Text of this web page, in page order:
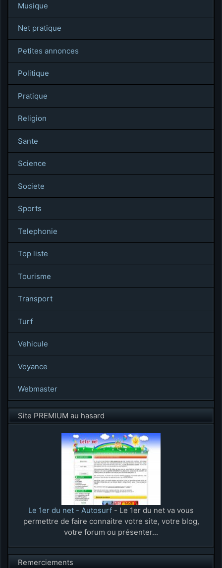
Musique
Net pratique
Petites annonces
Politique
Pratique
Religion
Sante
Science
Societe
Sports
Telephonie
Top liste
Tourisme
Transport
Turf
Vehicule
Voyance
Webmaster
Site PREMIUM au hasard
Le 1er du net - Autosurf - Le 1er du net va vous
permettre de faire connaitre votre site, votre blog,
votre forum ou présenter...
Remerciements